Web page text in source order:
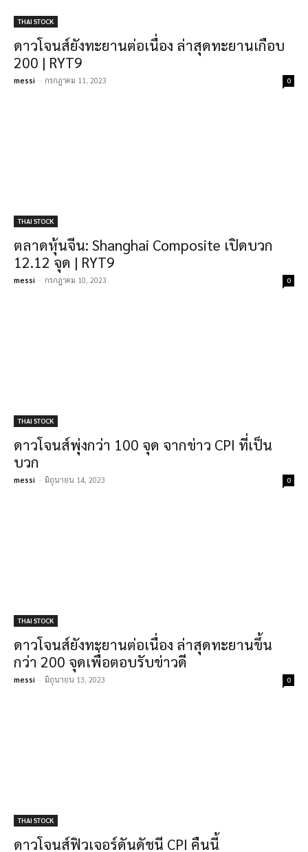
THAI STOCK
ดาวโจนส์ยังทะยานต่อเนื่อง ล่าสุดทะยานเกือบ
200 | RYT9
messi - กรกฎาคม 11, 2023 0
THAI STOCK
ตลาดหุ้นจีน: Shanghai Composite เปิดบวก
12.12 จุด | RYT9
messi - กรกฎาคม 10, 2023 0
THAI STOCK
ดาวโจนส์พุ่งกว่า 100 จุด จากข่าว CPI ที่เป็น
บวก
messi - มิถุนายน 14, 2023 0
THAI STOCK
ดาวโจนส์ยังทะยานต่อเนื่อง ล่าสุดทะยานขึ้น
กว่า 200 จุดเพื่อตอบรับข่าวดี
messi - มิถุนายน 13, 2023 0
THAI STOCK
ดาวโจนส์ฟิวเจอร์ดันดัชนี CPI คืนนี้